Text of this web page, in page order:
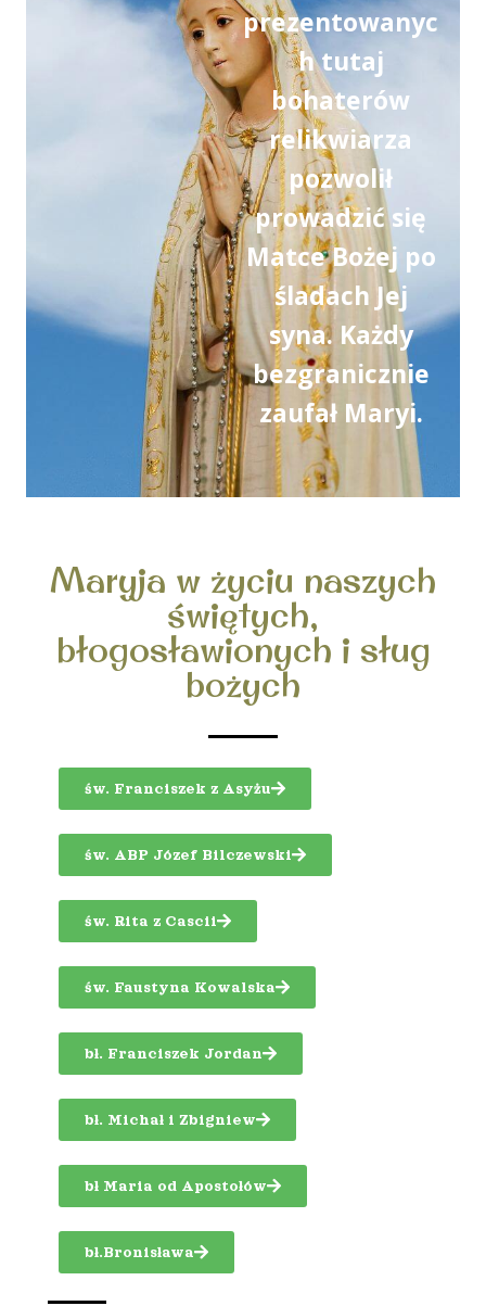
prezentowanyc
h tutaj
bohaterów
relikwiarza
pozwolił
prowadzić się
Matce Bożej po
śladach Jej
syna. Każdy
bezgranicznie
zaufał Maryi.
Maryja w życiu naszych
świętych,
błogosławionych i sług
bożych
św. Franciszek z Asyżu
św. ABP Józef Bilczewski
św. Rita z Cascii
św. Faustyna Kowalska
bł. Franciszek Jordan
bł. Michał i Zbigniew
bł Maria od Apostołów
bł.Bronisława